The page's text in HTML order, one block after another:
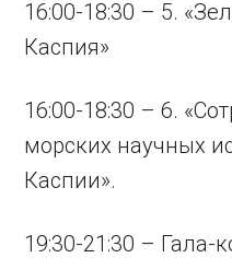
16:00-18:30 – 5.
Каспия»
16:00-18:30 – 6.
морских научных
Каспии».
19:30-21:30 – Гала-